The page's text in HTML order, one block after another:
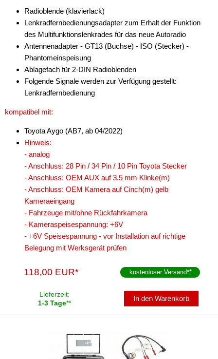
Radioblende (klavierlack)
Lenkradfernbedienungsadapter zum Erhalt der Funktion
des Multifunktionslenkrades für das neue Autoradio
Antennenadapter - GT13 (Buchse) - ISO (Stecker) -
Phantomeinspeisung
Ablagefach für 2-DIN Radioblenden
Folgende Signale werden zur Verfügung gestellt:
Lenkradfernbedienung
kompatibel mit:
Toyota Aygo (AB7, ab 04/2022)
Hinweis:
- analog
- Anschluss: 28 Pin / 34 Pin / 10 Pin Toyota Stecker
- Anschluss: OEM AUX auf 3,5 mm Klinke(m)
- Anschluss: OEM Kamera auf Cinch(m) gelb
Kameraeingang
- Fahrzeuge mit/ohne Rückfahrkamera
- Kameraspeisespannung: +6V
- +6V Speisespannung - vor Installation auf richtige
Belegung mit Werksgerät prüfen
118,00 EUR* kostenloser Versand**
Lieferzeit:
1-3 Tage**
In den Warenkorb